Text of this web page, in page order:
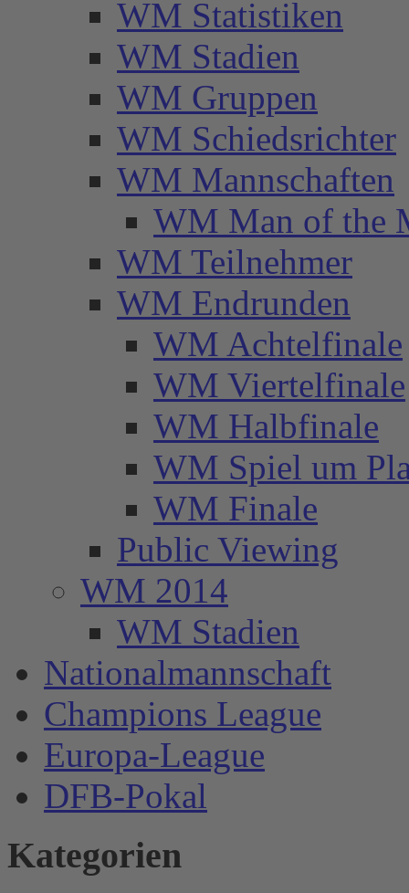
WM Statistiken
WM Stadien
WM Gruppen
WM Schiedsrichter
WM Mannschaften
WM Man of the
WM Teilnehmer
WM Endrunden
WM Achtelfinale
WM Viertelfinale
WM Halbfinale
WM Spiel um
WM Finale
Public Viewing
WM 2014
WM Stadien
Nationalmannschaft
Champions League
Europa-League
DFB-Pokal
Kategorien